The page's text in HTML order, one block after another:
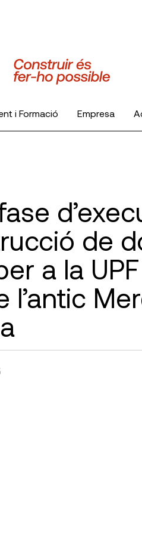
i Formació Empresa
de
a la UPF
l’antic